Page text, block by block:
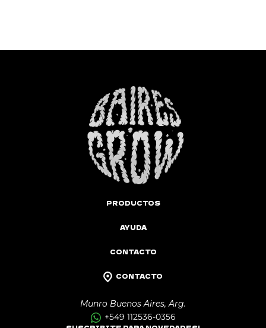
PRODUCTOS
AYUDA
CONTACTO
CONTACTO
Munro Buenos Aires, Arg.
+549 112536-0356